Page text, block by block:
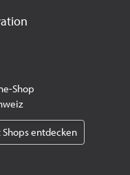
Shop
Shops entdecken